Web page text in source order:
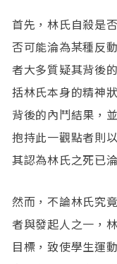
首先，林氏自殺是
否可能淪為某種反
者大多質疑其背後
括林氏本身的精神
背後的內鬥結果，
抱持此一觀點者則
其認為林氏之死已
然而，不論林氏究
者與發起人之一，
目標，致使學生運